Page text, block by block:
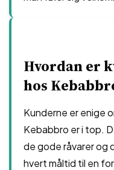
Hvordan er
hos
Kunderne er enige
Kebabbro er i top.
de gode råvarer og
hvert måltid til en